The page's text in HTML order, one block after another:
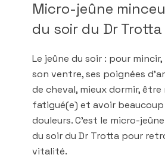
Micro-jeûne
du soir du Dr Trotta
Le jeûne du soir : pour
son ventre, ses poignées
de cheval, mieux dormir, être
fatigué(e) et avoir beaucoup
douleurs. C'est le micro-
du soir du Dr Trotta pour
vitalité.